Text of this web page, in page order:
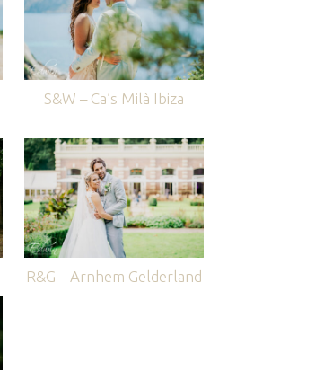
S&W – Ca’s Milà Ibiza
R&G – Arnhem Gelderland